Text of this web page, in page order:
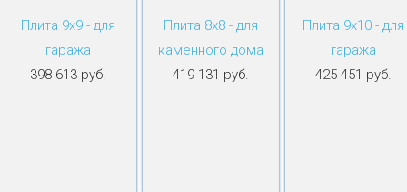
Плита 9х9 - для
гаража
398 613 руб.
Плита 8х8 - для
каменного дома
419 131 руб.
Плита 9х10 - для
гаража
425 451 руб.